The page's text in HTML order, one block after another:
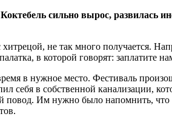
сильно вырос,
не так много получается.
в которой говорят:
в нужное место. Фестиваль
себя в собственной канализации,
Им нужно было напомнить,